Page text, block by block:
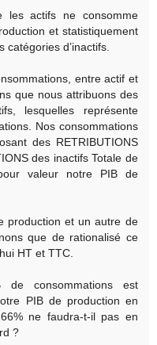
les actifs ne consomme
et statistiquement
catégories d’inactifs.
entre actif et
que nous attribuons des
lesquelles représente
Nos consommations
des RETRIBUTIONS
des inactifs Totale de
valeur notre PIB de
production et un autre de
que de rationalisé ce
HT et TTC.
consommations est
PIB de production en
ne faudra-t-il pas en
?